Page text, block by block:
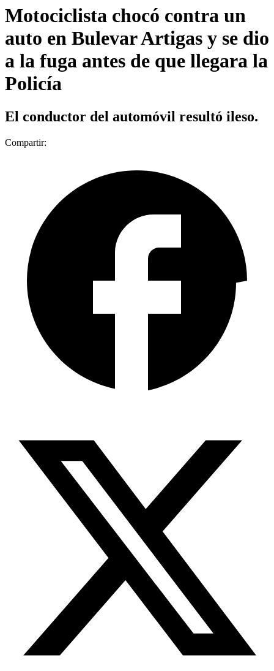
Motociclista chocó contra un
auto en Bulevar Artigas y se dio
a la fuga antes de que llegara la
Policía
El conductor del automóvil resultó ileso.
Compartir: